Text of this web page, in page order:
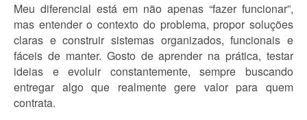
Meu diferencial está em não apenas “fazer funcionar”,
mas entender o contexto do problema, propor soluções
claras e construir sistemas organizados, funcionais e
fáceis de manter. Gosto de aprender na prática, testar
ideias e evoluir constantemente, sempre buscando
entregar algo que realmente gere valor para quem
contrata.